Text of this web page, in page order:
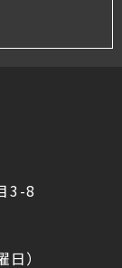
3-8
）